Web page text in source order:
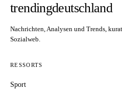
trendingdeutschland
Nachrichten, Analysen und Trends,
Sozialweb.
RESSORTS
Sport